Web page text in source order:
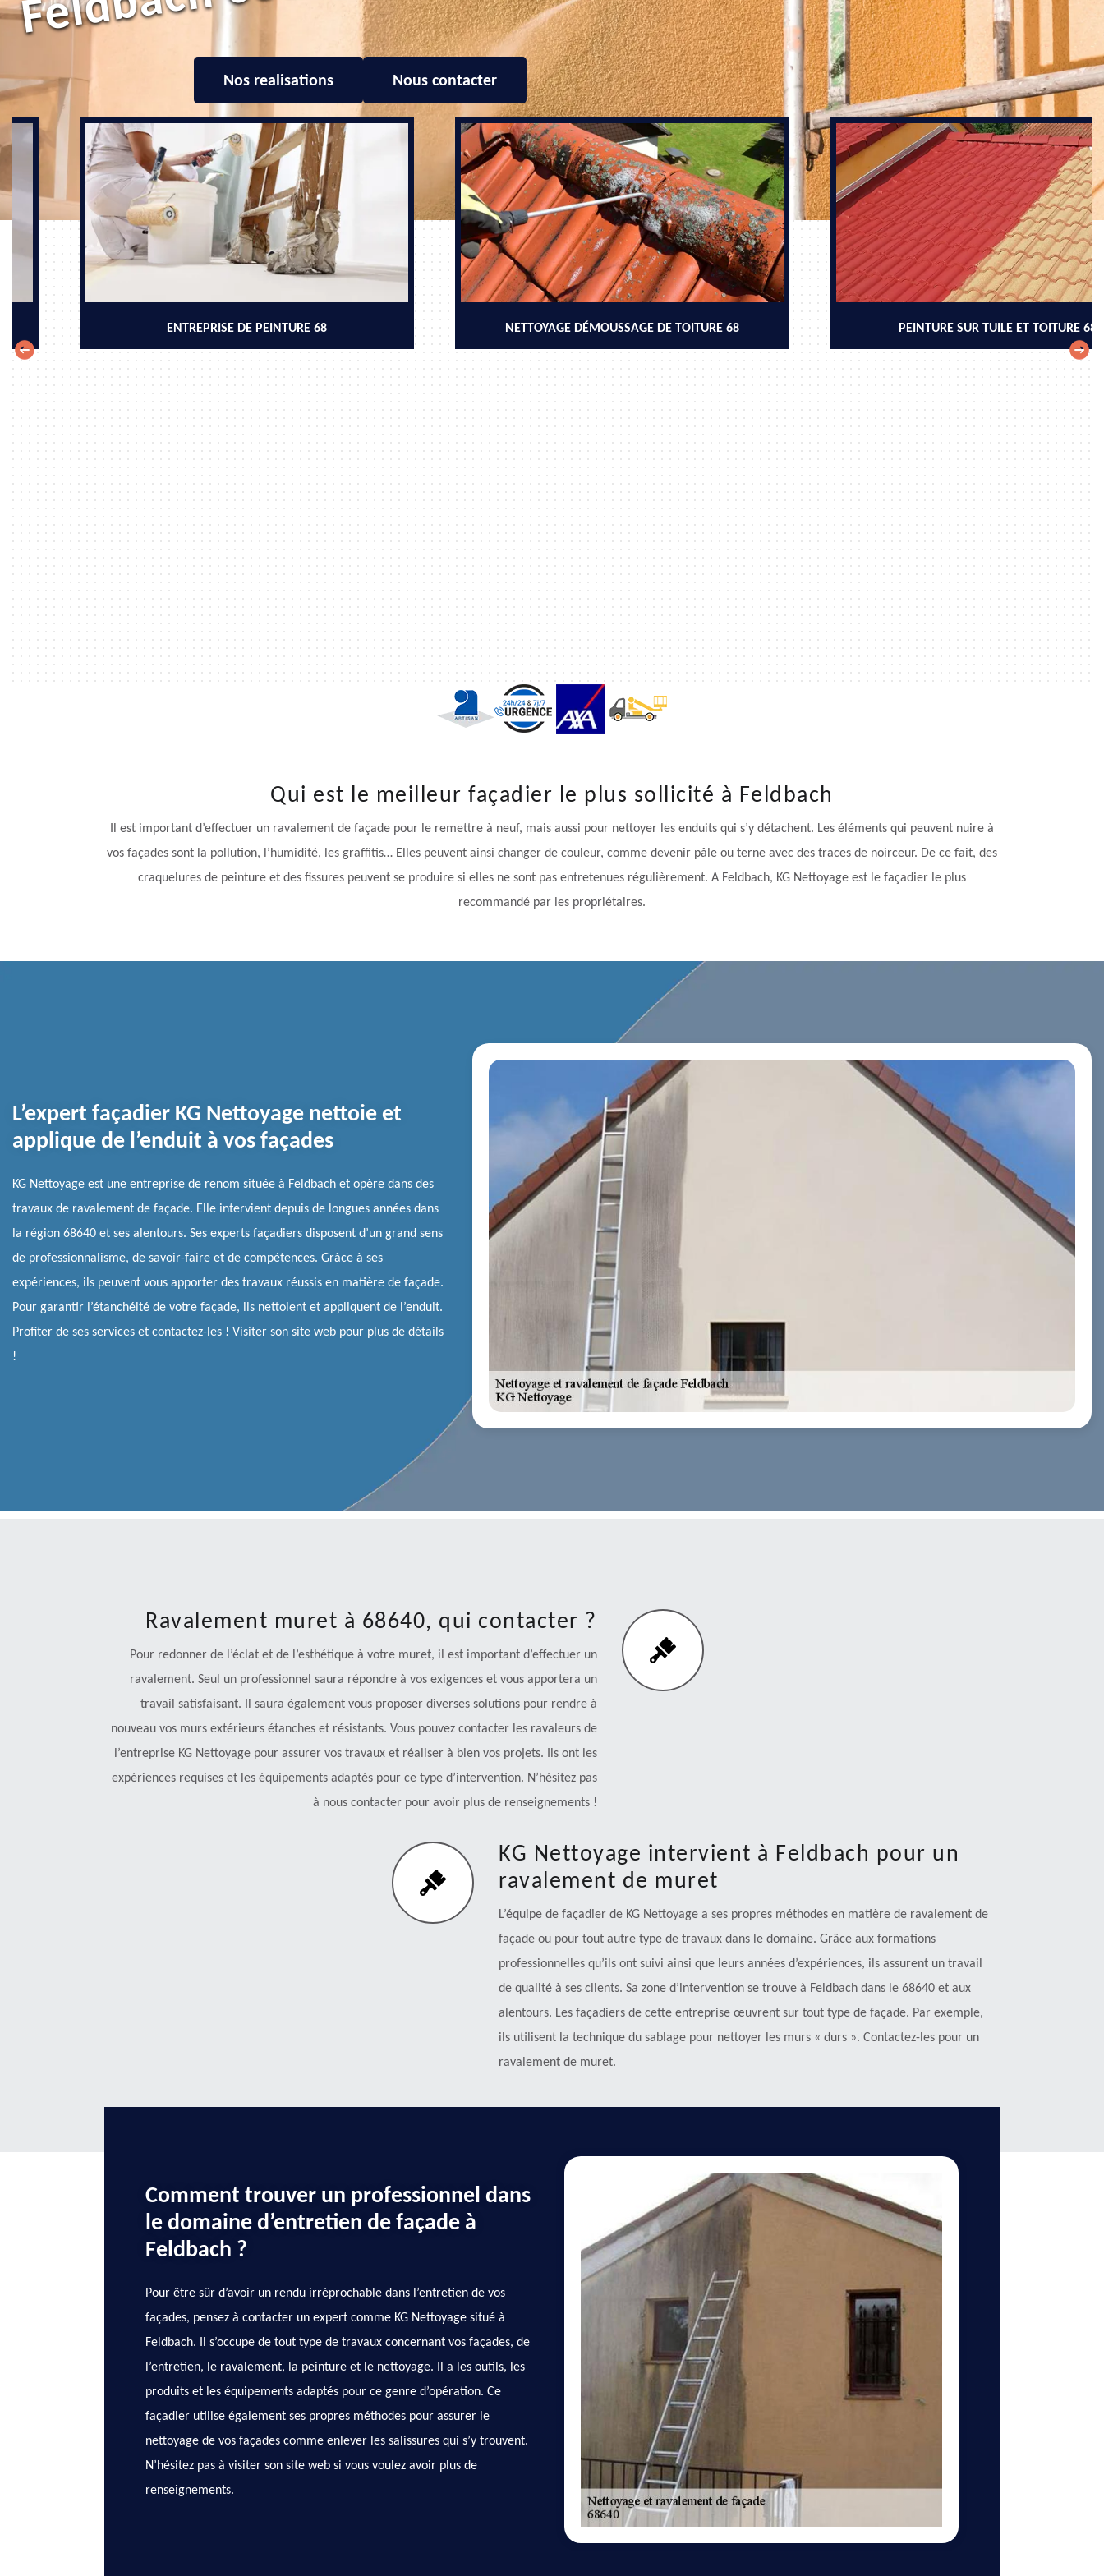
Nos realisations Nous contacter
ENTREPRISE DE PEINTURE 68 NETTOYAGE DÉMOUSSAGE DE TOITURE 68 PEINTURE SUR TUILE ET TOITURE 68
Qui est le meilleur façadier le plus sollicité à Feldbach
Il est important d’effectuer un ravalement de façade pour le remettre à neuf, mais aussi pour nettoyer les enduits qui s’y détachent. Les éléments qui peuvent nuire à
vos façades sont la pollution, l’humidité, les graffitis… Elles peuvent ainsi changer de couleur, comme devenir pâle ou terne avec des traces de noirceur. De ce fait, des
craquelures de peinture et des fissures peuvent se produire si elles ne sont pas entretenues régulièrement. A Feldbach, KG Nettoyage est le façadier le plus
recommandé par les propriétaires.
L’expert façadier KG Nettoyage nettoie et
applique de l’enduit à vos façades
KG Nettoyage est une entreprise de renom située à Feldbach et opère dans des
travaux de ravalement de façade. Elle intervient depuis de longues années dans
la région 68640 et ses alentours. Ses experts façadiers disposent d’un grand sens
de professionnalisme, de savoir-faire et de compétences. Grâce à ses
expériences, ils peuvent vous apporter des travaux réussis en matière de façade.
Pour garantir l’étanchéité de votre façade, ils nettoient et appliquent de l’enduit.
Profiter de ses services et contactez-les ! Visiter son site web pour plus de détails
!
Ravalement muret à 68640, qui contacter ?
Pour redonner de l’éclat et de l’esthétique à votre muret, il est important d’effectuer un
ravalement. Seul un professionnel saura répondre à vos exigences et vous apportera un
travail satisfaisant. Il saura également vous proposer diverses solutions pour rendre à
nouveau vos murs extérieurs étanches et résistants. Vous pouvez contacter les ravaleurs de
l’entreprise KG Nettoyage pour assurer vos travaux et réaliser à bien vos projets. Ils ont les
expériences requises et les équipements adaptés pour ce type d’intervention. N’hésitez pas
à nous contacter pour avoir plus de renseignements !
KG Nettoyage intervient à Feldbach pour un
ravalement de muret
L’équipe de façadier de KG Nettoyage a ses propres méthodes en matière de ravalement de
façade ou pour tout autre type de travaux dans le domaine. Grâce aux formations
professionnelles qu’ils ont suivi ainsi que leurs années d’expériences, ils assurent un travail
de qualité à ses clients. Sa zone d’intervention se trouve à Feldbach dans le 68640 et aux
alentours. Les façadiers de cette entreprise œuvrent sur tout type de façade. Par exemple,
ils utilisent la technique du sablage pour nettoyer les murs « durs ». Contactez-les pour un
ravalement de muret.
Comment trouver un professionnel dans
le domaine d’entretien de façade à
Feldbach ?
Pour être sûr d’avoir un rendu irréprochable dans l’entretien de vos
façades, pensez à contacter un expert comme KG Nettoyage situé à
Feldbach. Il s’occupe de tout type de travaux concernant vos façades, de
l’entretien, le ravalement, la peinture et le nettoyage. Il a les outils, les
produits et les équipements adaptés pour ce genre d’opération. Ce
façadier utilise également ses propres méthodes pour assurer le
nettoyage de vos façades comme enlever les salissures qui s’y trouvent.
N’hésitez pas à visiter son site web si vous voulez avoir plus de
renseignements.